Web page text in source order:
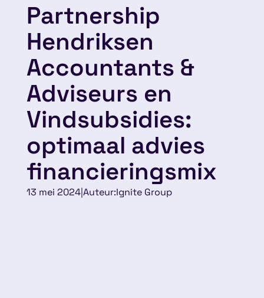
Partnership
Hendriksen
Accountants &
Adviseurs en
Vindsubsidies:
optimaal advies
financieringsmix
13 mei 2024|Auteur:Ignite Group